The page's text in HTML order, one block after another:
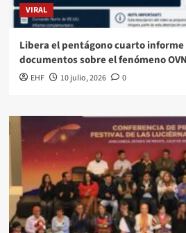
VIRAL
Libera el pentágono cuarto informe
documentos sobre el fenómeno
EHF 10 julio, 2026 0